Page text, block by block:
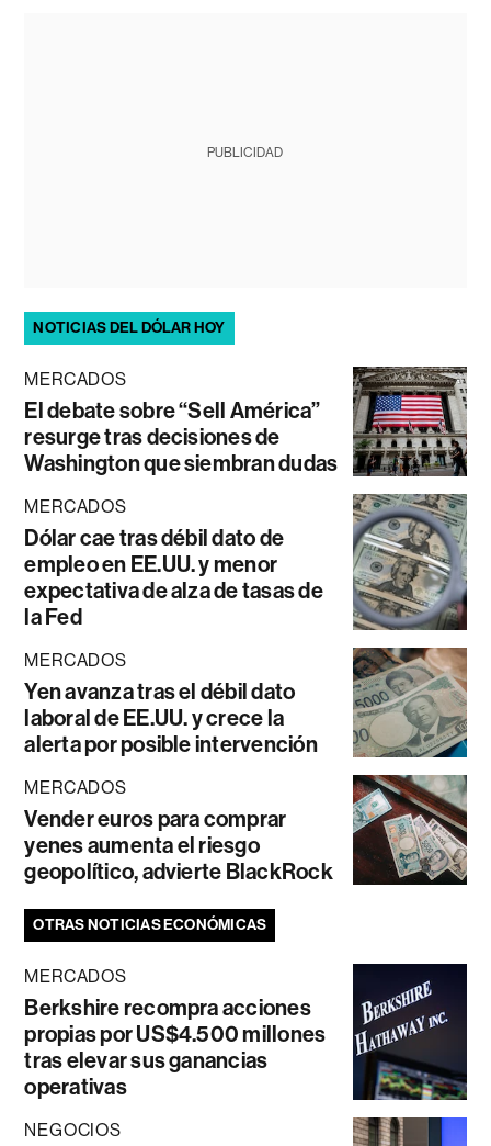
PUBLICIDAD
NOTICIAS DEL DÓLAR HOY
MERCADOS
El debate sobre “Sell América”
resurge tras decisiones de
Washington que siembran dudas
MERCADOS
Dólar cae tras débil dato de
empleo en EE.UU. y menor
expectativa de alza de tasas de
la Fed
MERCADOS
Yen avanza tras el débil dato
laboral de EE.UU. y crece la
alerta por posible intervención
MERCADOS
Vender euros para comprar
yenes aumenta el riesgo
geopolítico, advierte BlackRock
OTRAS NOTICIAS ECONÓMICAS
MERCADOS
Berkshire recompra acciones
propias por US$4.500 millones
tras elevar sus ganancias
operativas
NEGOCIOS